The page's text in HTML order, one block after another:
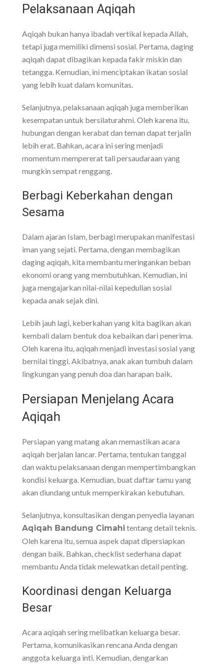
Pelaksanaan Aqiqah
Aqiqah bukan hanya ibadah vertikal kepada Allah,
tetapi juga memiliki dimensi sosial. Pertama, daging
aqiqah dapat dibagikan kepada fakir miskin dan
tetangga. Kemudian, ini menciptakan ikatan sosial
yang lebih kuat dalam komunitas.
Selanjutnya, pelaksanaan aqiqah juga memberikan
kesempatan untuk bersilaturahmi. Oleh karena itu,
hubungan dengan kerabat dan teman dapat terjalin
lebih erat. Bahkan, acara ini sering menjadi
momentum mempererat tali persaudaraan yang
mungkin sempat renggang.
Berbagi Keberkahan dengan
Sesama
Dalam ajaran Islam, berbagi merupakan manifestasi
iman yang sejati. Pertama, dengan membagikan
daging aqiqah, kita membantu meringankan beban
ekonomi orang yang membutuhkan. Kemudian, ini
juga mengajarkan nilai-nilai kepedulian sosial
kepada anak sejak dini.
Lebih jauh lagi, keberkahan yang kita bagikan akan
kembali dalam bentuk doa kebaikan dari penerima.
Oleh karena itu, aqiqah menjadi investasi sosial yang
bernilai tinggi. Akibatnya, anak akan tumbuh dalam
lingkungan yang penuh doa dan harapan baik.
Persiapan Menjelang Acara
Aqiqah
Persiapan yang matang akan memastikan acara
aqiqah berjalan lancar. Pertama, tentukan tanggal
dan waktu pelaksanaan dengan mempertimbangkan
kondisi keluarga. Kemudian, buat daftar tamu yang
akan diundang untuk memperkirakan kebutuhan.
Selanjutnya, konsultasikan dengan penyedia layanan
Aqiqah Bandung Cimahi tentang detail teknis.
Oleh karena itu, semua aspek dapat dipersiapkan
dengan baik. Bahkan, checklist sederhana dapat
membantu Anda tidak melewatkan detail penting.
Koordinasi dengan Keluarga
Besar
Acara aqiqah sering melibatkan keluarga besar.
Pertama, komunikasikan rencana Anda dengan
anggota keluarga inti. Kemudian, dengarkan